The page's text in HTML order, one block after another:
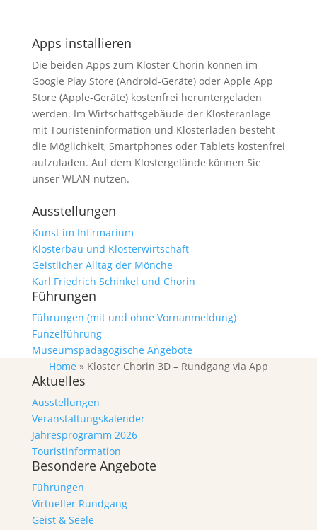
Apps installieren
Die beiden Apps zum Kloster Chorin können im
Google Play Store (Android-Geräte) oder Apple App
Store (Apple-Geräte) kostenfrei heruntergeladen
werden. Im Wirtschaftsgebäude der Klosteranlage
mit Touristeninformation und Klosterladen besteht
die Möglichkeit, Smartphones oder Tablets kostenfrei
aufzuladen. Auf dem Klostergelände können Sie
unser WLAN nutzen.
Ausstellungen
Kunst im Infirmarium
Klosterbau und Klosterwirtschaft
Geistlicher Alltag der Mönche
Karl Friedrich Schinkel und Chorin
Führungen
Führungen (mit und ohne Vornanmeldung)
Funzelführung
Museumspädagogische Angebote
Home » Kloster Chorin 3D – Rundgang via App
Aktuelles
Ausstellungen
Veranstaltungskalender
Jahresprogramm 2026
Touristinformation
Besondere Angebote
Führungen
Virtueller Rundgang
Geist & Seele